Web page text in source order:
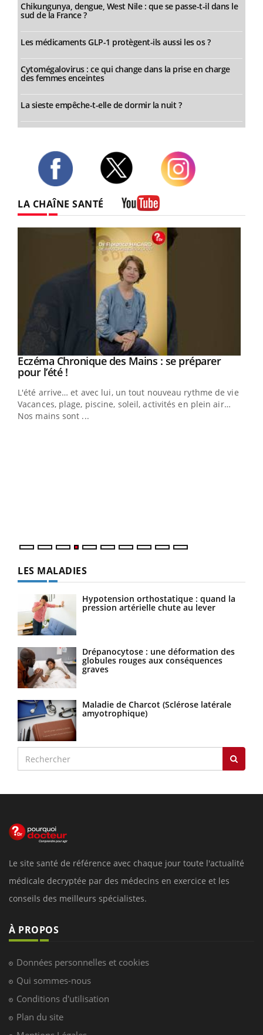
Chikungunya, dengue, West Nile : que se passe-t-il dans le
sud de la France ?
Les médicaments GLP-1 protègent-ils aussi les os ?
Cytomégalovirus : ce qui change dans la prise en charge
des femmes enceintes
La sieste empêche-t-elle de dormir la nuit ?
LA CHAÎNE SANTÉ
Youtube
Eczéma Chronique des Mains : se préparer
pour l’été !Youtube
L'été arrive… et avec lui, un tout nouveau rythme de vie !
Vacances, plage, piscine, soleil, activités en plein air…
Nos mains sont ...
LES MALADIES
Hypotension orthostatique : quand la
pression artérielle chute au lever
Drépanocytose : une déformation des
globules rouges aux conséquences
graves
Maladie de Charcot (Sclérose latérale
amyotrophique)
Le site santé de référence avec chaque jour toute l'actualité
médicale decryptée par des médecins en exercice et les
conseils des meilleurs spécialistes.
À PROPOS
Données personnelles et cookies
Qui sommes-nous
Conditions d'utilisation
Plan du site